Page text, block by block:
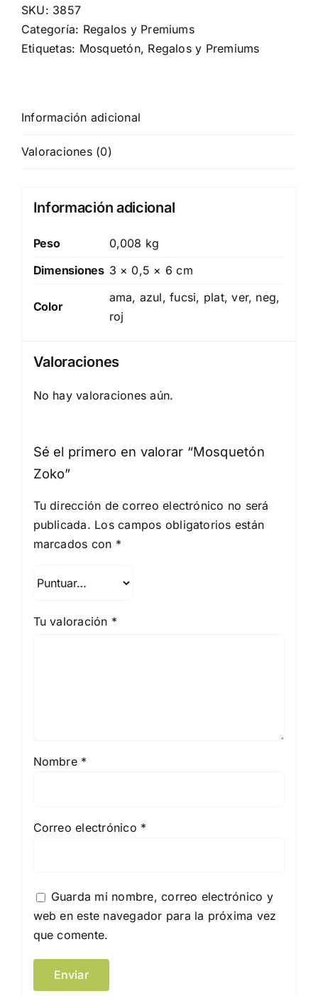
SKU: 3857
Categoría: Regalos y Premiums
Etiquetas: Mosquetón, Regalos y Premiums
Información adicional
Valoraciones (0)
Información adicional
Peso
0,008 kg
Dimensiones 3 × 0,5 × 6 cm
Color
ama, azul, fucsi, plat, ver, neg,
roj
Valoraciones
No hay valoraciones aún.
Sé el primero en valorar “Mosquetón
Zoko”
Tu dirección de correo electrónico no será
publicada. Los campos obligatorios están
marcados con *
Tu valoración *
Nombre *
Correo electrónico *
Guarda mi nombre, correo electrónico y
web en este navegador para la próxima vez
que comente.